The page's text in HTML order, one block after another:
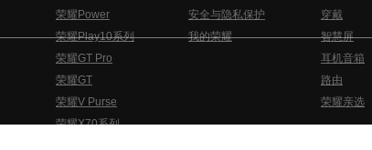
荣耀Power
荣耀Play10系列
荣耀GT Pro
荣耀GT
荣耀V Purse
荣耀X70系列
安全与隐私保护
我的荣耀
穿戴
智慧屏
耳机音箱
路由
荣耀亲选